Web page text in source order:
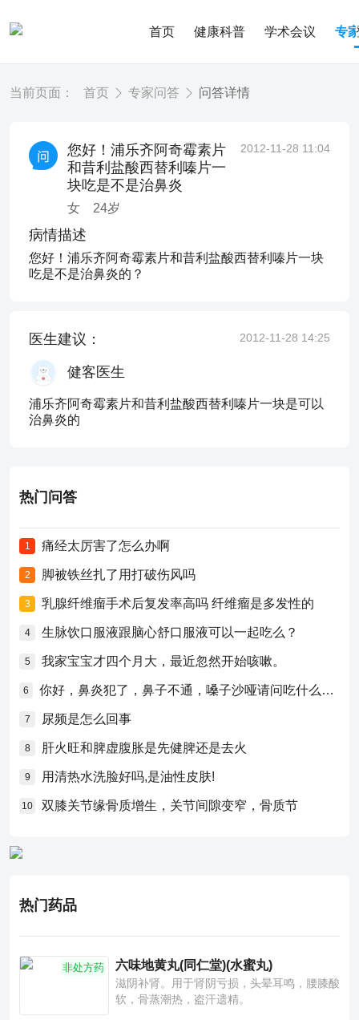
首页 健康科普 学术会议 专
当前页面： 首页 专家问答 问答详情
您好！浦乐齐阿奇霉素片
和昔利盐酸西替利嗪片一
块吃是不是治鼻炎
女 24岁
2012-11-28 11:04
病情描述
您好！浦乐齐阿奇霉素片和昔利盐酸西替利嗪片一块
吃是不是治鼻炎的？
医生建议： 2012-11-28 14:25
健客医生
浦乐齐阿奇霉素片和昔利盐酸西替利嗪片一块是可以
治鼻炎的
热门问答
1 痛经太厉害了怎么办啊
2 脚被铁丝扎了用打破伤风吗
3 乳腺纤维瘤手术后复发率高吗 纤维瘤是多发性的
4 生脉饮口服液跟脑心舒口服液可以一起吃么？
5 我家宝宝才四个月大，最近忽然开始咳嗽。
6 你好，鼻炎犯了，鼻子不通，嗓子沙哑请问吃什么药比较好？
7 尿频是怎么回事
8 肝火旺和脾虚腹胀是先健脾还是去火
9 用清热水洗脸好吗,是油性皮肤!
10 双膝关节缘骨质增生，关节间隙变窄，骨质节
热门药品
非处方药 六味地黄丸(同仁堂)(水蜜丸)
滋阴补肾。用于肾阴亏损，头晕耳鸣，腰膝酸
软，骨蒸潮热，盗汗遗精。